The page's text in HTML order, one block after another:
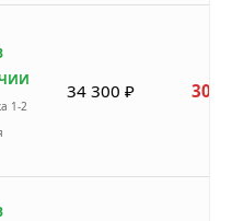
1-2
34 300 ₽ 30